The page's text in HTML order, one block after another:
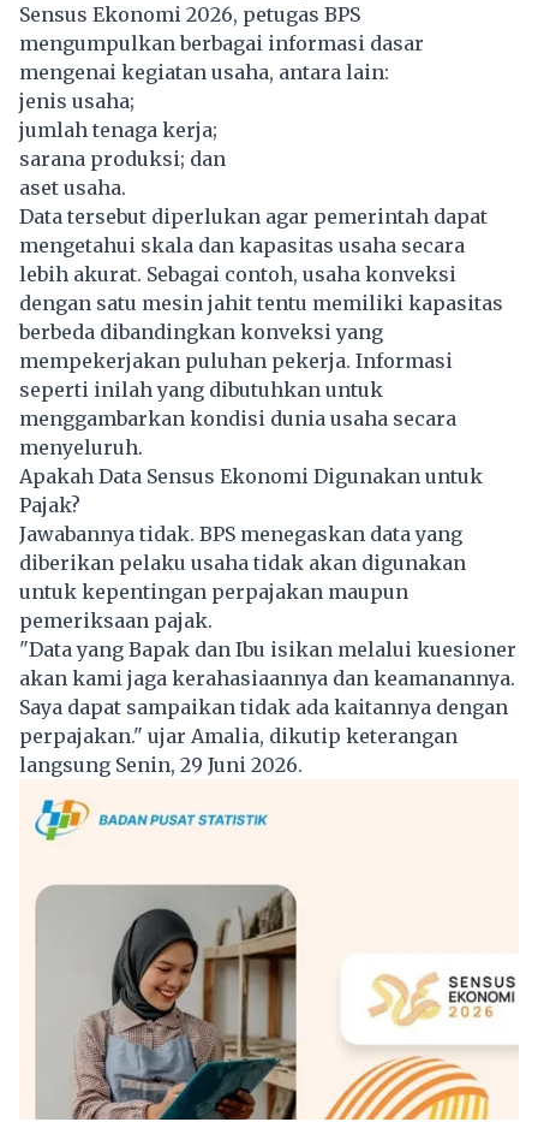
Sensus Ekonomi 2026, petugas BPS
mengumpulkan berbagai informasi dasar
mengenai kegiatan usaha, antara lain:
jenis usaha;
jumlah tenaga kerja;
sarana produksi; dan
aset usaha.
Data tersebut diperlukan agar pemerintah dapat
mengetahui skala dan kapasitas usaha secara
lebih akurat. Sebagai contoh, usaha konveksi
dengan satu mesin jahit tentu memiliki kapasitas
berbeda dibandingkan konveksi yang
mempekerjakan puluhan pekerja. Informasi
seperti inilah yang dibutuhkan untuk
menggambarkan kondisi dunia usaha secara
menyeluruh.
Apakah Data Sensus Ekonomi Digunakan untuk
Pajak?
Jawabannya tidak. BPS menegaskan data yang
diberikan pelaku usaha tidak akan digunakan
untuk kepentingan perpajakan maupun
pemeriksaan pajak.
"Data yang Bapak dan Ibu isikan melalui kuesioner
akan kami jaga kerahasiaannya dan keamanannya.
Saya dapat sampaikan tidak ada kaitannya dengan
perpajakan." ujar Amalia, dikutip keterangan
langsung Senin, 29 Juni 2026.